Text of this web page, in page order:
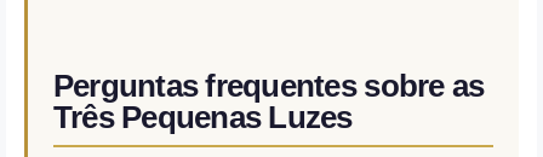
Perguntas frequentes sobre as
Três Pequenas Luzes